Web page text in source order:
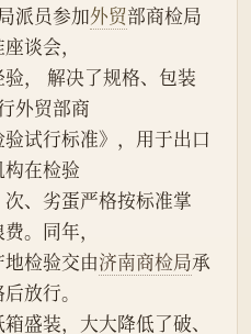
局派员参加
外贸部商检局
谈会，
， 解决了规格、包装
外贸部商
试行标准》，用于出口
在检验
、劣蛋严格按标准掌
。同年，
检验交由济南商检局承
放行。
盛装，大大降低了破、